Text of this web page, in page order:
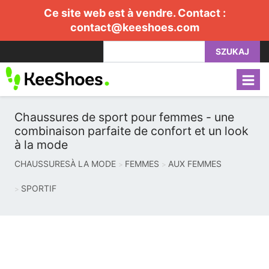
Ce site web est à vendre. Contact :
contact@keeshoes.com
SZUKAJ
Chaussures de sport pour femmes - une
combinaison parfaite de confort et un look
à la mode
CHAUSSURESÀ LA MODE FEMMES AUX FEMMES
SPORTIF